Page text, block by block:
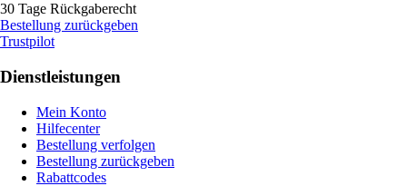
30 Tage Rückgaberecht
Bestellung zurückgeben
Trustpilot
Dienstleistungen
Mein Konto
Hilfecenter
Bestellung verfolgen
Bestellung zurückgeben
Rabattcodes